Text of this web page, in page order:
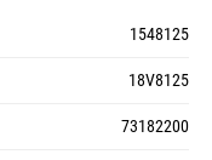
1548125
18V8125
73182200